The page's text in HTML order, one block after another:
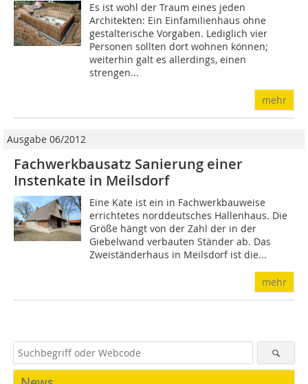
Es ist wohl der Traum eines jeden
Architekten: Ein Einfamilienhaus ohne
gestalterische Vorgaben. Lediglich vier
Personen sollten dort wohnen können;
weiterhin galt es allerdings, einen
strengen...
mehr
Ausgabe 06/2012
Fachwerkbausatz Sanierung einer
Instenkate in Meilsdorf
Eine Kate ist ein in Fachwerkbauweise
errichtetes norddeutsches Hallenhaus. Die
Größe hängt von der Zahl der in der
Giebelwand verbauten Ständer ab. Das
Zweiständerhaus in Meilsdorf ist die...
mehr